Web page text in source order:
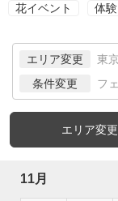
花イベント 体
エリア変更 東
条件変更 フ
エリア変更
11月